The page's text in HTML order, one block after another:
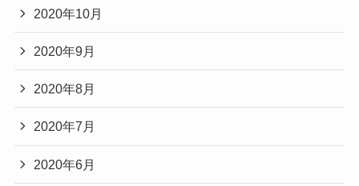
2020年10月
2020年9月
2020年8月
2020年7月
2020年6月